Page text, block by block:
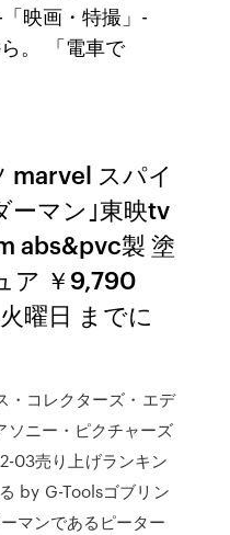
映画・特撮」-
。 「電車で
marvel スパイ
ーマン｣東映tv
abs&pvc製 塗
ア ￥9,790
曜日 までに
・コレクターズ・エデ
ソニー・ピクチャーズ
03売り上げランキン
by G-Toolsゴブリン
マンであるピーター